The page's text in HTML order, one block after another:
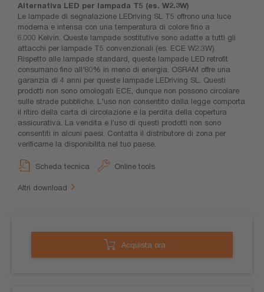
Alternativa LED per lampada T5 (es. W2.3W)
Le lampade di segnalazione LEDriving SL T5 offrono una luce
moderna e intensa con una temperatura di colore fino a
6.000 Kelvin. Queste lampade sostitutive sono adatte a tutti gli
attacchi per lampade T5 convenzionali (es. ECE W2.3W).
Rispetto alle lampade standard, queste lampade LED retrofit
consumano fino all'80% in meno di energia. OSRAM offre una
garanzia di 4 anni per queste lampade LEDriving SL. Questi
prodotti non sono omologati ECE, dunque non possono circolare
sulle strade pubbliche. L'uso non consentito dalla legge comporta
il ritiro della carta di circolazione e la perdita della copertura
assicurativa. La vendita e l’uso di questi prodotti non sono
consentiti in alcuni paesi. Contatta il distributore di zona per
verificarne la disponibilità nel tuo paese.
Scheda tecnica Online tools
Altri download
Acquista ora